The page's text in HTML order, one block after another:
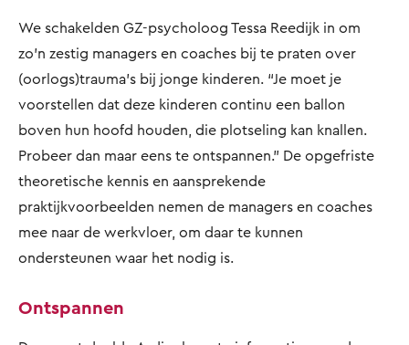
We schakelden GZ-psycholoog Tessa Reedijk in om
zo’n zestig managers en coaches bij te praten over
(oorlogs)trauma’s bij jonge kinderen. “Je moet je
voorstellen dat deze kinderen continu een ballon
boven hun hoofd houden, die plotseling kan knallen.
Probeer dan maar eens te ontspannen.” De opgefriste
theoretische kennis en aansprekende
praktijkvoorbeelden nemen de managers en coaches
mee naar de werkvloer, om daar te kunnen
ondersteunen waar het nodig is.
Ontspannen